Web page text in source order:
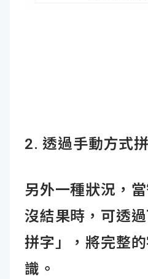
2. 透過手動方式拼
另外一種狀況，
沒結果時，可透
拼字」，將完整
識。